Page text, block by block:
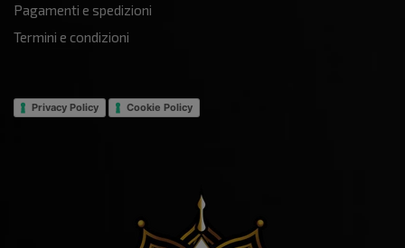
Pagamenti e spedizioni
Termini e condizioni
Privacy Policy Cookie Policy